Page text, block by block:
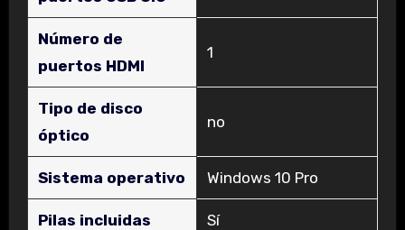
Número de
puertos HDMI
‎1
Tipo de disco
óptico
‎no
Sistema operativo ‎Windows 10 Pro
Pilas incluidas ‎Sí